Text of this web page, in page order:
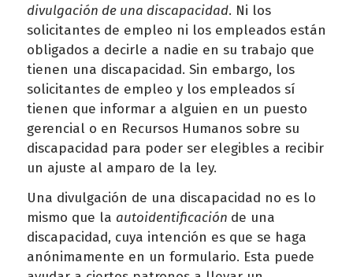
divulgación de una discapacidad. Ni los
solicitantes de empleo ni los empleados están
obligados a decirle a nadie en su trabajo que
tienen una discapacidad. Sin embargo, los
solicitantes de empleo y los empleados sí
tienen que informar a alguien en un puesto
gerencial o en Recursos Humanos sobre su
discapacidad para poder ser elegibles a recibir
un ajuste al amparo de la ley.
Una divulgación de una discapacidad no es lo
mismo que la autoidentificación de una
discapacidad, cuya intención es que se haga
anónimamente en un formulario. Esta puede